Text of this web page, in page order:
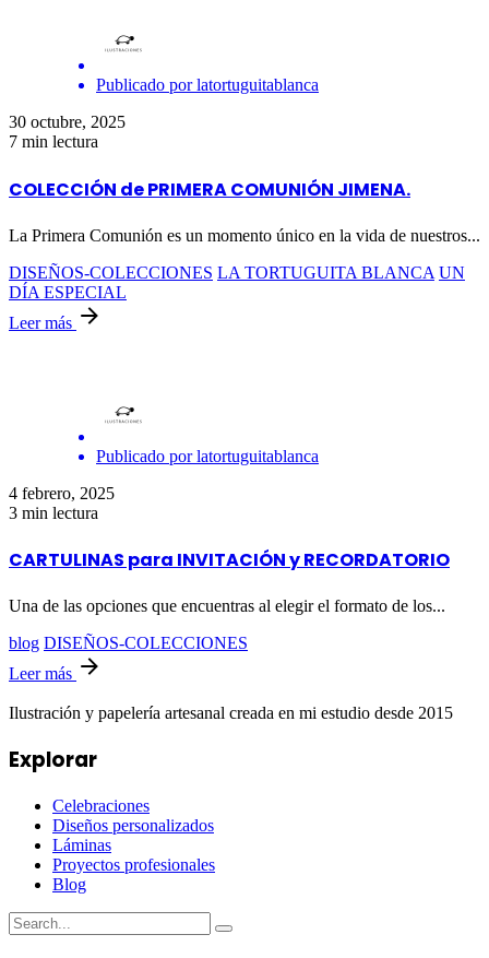
Publicado por latortuguitablanca
30 octubre, 2025
7 min lectura
COLECCIÓN de PRIMERA COMUNIÓN JIMENA.
La Primera Comunión es un momento único en la vida de nuestros...
DISEÑOS-COLECCIONES LA TORTUGUITA BLANCA UN
DÍA ESPECIAL
Leer más
Publicado por latortuguitablanca
4 febrero, 2025
3 min lectura
CARTULINAS para INVITACIÓN y RECORDATORIO
Una de las opciones que encuentras al elegir el formato de los...
blog DISEÑOS-COLECCIONES
Leer más
Ilustración y papelería artesanal creada en mi estudio desde 2015
Explorar
Celebraciones
Diseños personalizados
Láminas
Proyectos profesionales
Blog